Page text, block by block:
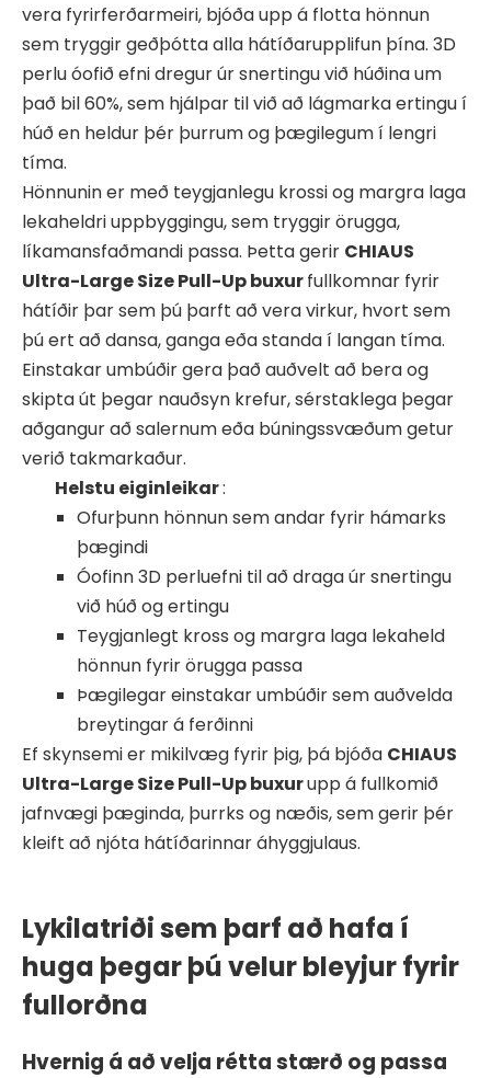
vera fyrirferðarmeiri, bjóða upp á flotta hönnun
sem tryggir geðþótta alla hátíðarupplifun þína. 3D
perlu óofið efni dregur úr snertingu við húðina um
það bil 60%, sem hjálpar til við að lágmarka ertingu í
húð en heldur þér þurrum og þægilegum í lengri
tíma.
Hönnunin er með teygjanlegu krossi og margra laga
lekaheldri uppbyggingu, sem tryggir örugga,
líkamansfaðmandi passa. Þetta gerir CHIAUS
Ultra-Large Size Pull-Up buxurfullkomnar fyrir
hátíðir þar sem þú þarft að vera virkur, hvort sem
þú ert að dansa, ganga eða standa í langan tíma.
Einstakar umbúðir gera það auðvelt að bera og
skipta út þegar nauðsyn krefur, sérstaklega þegar
aðgangur að salernum eða búningssvæðum getur
verið takmarkaður.
Helstu eiginleikar:
Ofurþunn hönnun sem andar fyrir hámarks
þægindi
Óofinn 3D perluefni til að draga úr snertingu
við húð og ertingu
Teygjanlegt kross og margra laga lekaheld
hönnun fyrir örugga passa
Þægilegar einstakar umbúðir sem auðvelda
breytingar á ferðinni
Ef skynsemi er mikilvæg fyrir þig, þá bjóða CHIAUS
Ultra-Large Size Pull-Up buxurupp á fullkomið
jafnvægi þæginda, þurrks og næðis, sem gerir þér
kleift að njóta hátíðarinnar áhyggjulaus.
Lykilatriði sem þarf að hafa í
huga þegar þú velur bleyjur fyrir
fullorðna
Hvernig á að velja rétta stærð og passa